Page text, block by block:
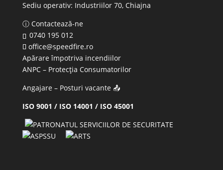
Sediu operativ: Industriilor 70, Chiajna
ⓘ Contactează-ne
0740 195 012
office@speedfire.ro
Apărare împotriva incendiilor
ANPC– Protecția Consumatorilor
Angajare – Posturi vacante📤
ISO 9001 / ISO 14001 / ISO 45001